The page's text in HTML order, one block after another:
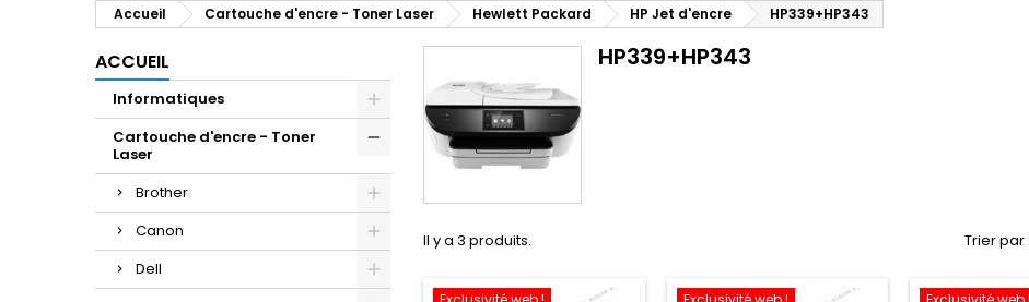
Accueil Cartouche d'encre - Toner Laser Hewlett Packard HP Jet d'encre HP339+HP343
ACCUEIL
Informatiques
Cartouche d'encre - Toner
Laser
Brother
Canon
Dell
HP339+HP343
Il y a 3 produits. Trier par :